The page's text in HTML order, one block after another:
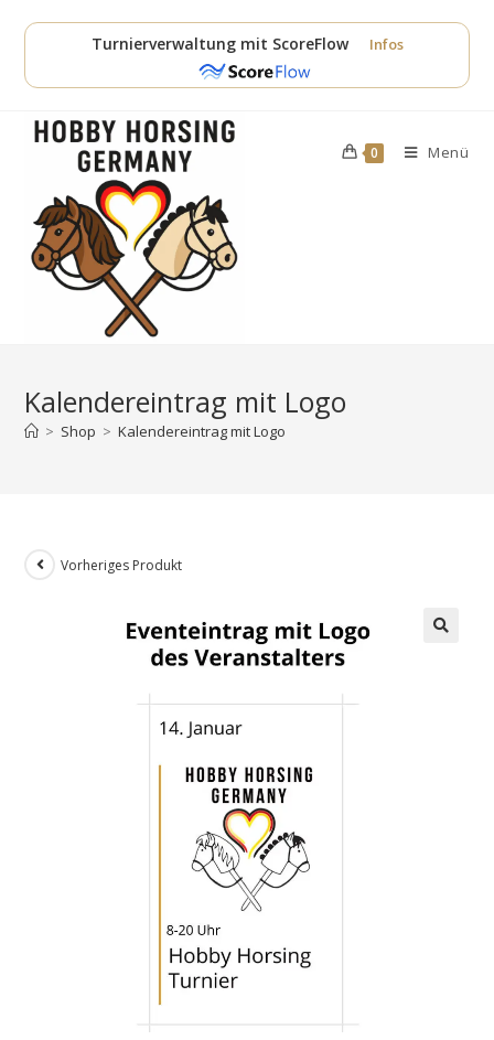
Inhalt
Turnierverwaltung mit ScoreFlow Infos
0 Menü
Kalendereintrag mit Logo
> Shop > Kalendereintrag mit Logo
Vorheriges Produkt